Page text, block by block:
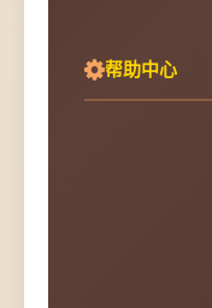
帮助中心